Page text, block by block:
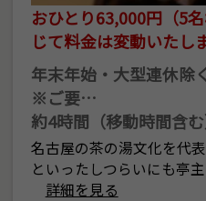
おひとり63,000円（5
じて料金は変動いたし
年末年始・大型連休除
※ご要…
約4時間（移動時間含む
名古屋の茶の湯文化を代
といったしつらいにも亭
詳細を見る